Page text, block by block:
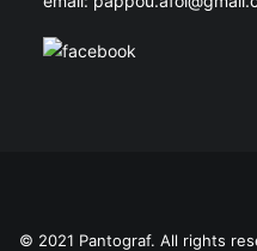
© 2021 Pantograf. All rights